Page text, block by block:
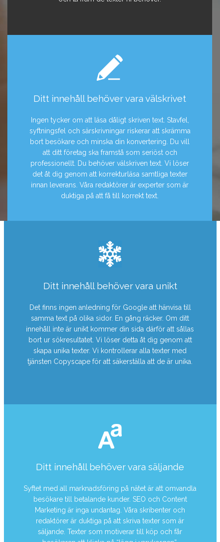
Ditt innehåll behöver vara välskrivet
Ingen tycker om att läsa dåligt skriven text. Stavfel,
syftningsfel och särskrivningar riskerar att skrämma
bort besökare och minska din konvertering. Du vill
att ditt företag ska framstå som seriöst och
professionellt. Du behöver välskriven text. Vi löser
det åt dig genom att korrekturläsa samtliga texter
innan leverans. Våra redaktörer är experter som är
duktiga på att få till korrekt text.
Ditt innehåll behöver vara unikt
Det finns ingen anledning för Google att hänvisa till
samma text på olika sidor. En gång räcker. Om ditt
innehåll inte är unikt kommer din sida därför att sållas
bort ur sökresultatet. Vi löser detta åt dig genom att
skapa unika texter. Vi kontrollerar alla texter med
tjänsten Copyscape för att säkerställa att de är unika.
Ditt innehåll behöver vara säljande
Syftet med all marknadsföring på nätet är att omvandla
besökare till betalande kunder. SEO och Content
Marketing är inga undantag. Våra skribenter och
redaktörer är duktiga på att skriva texter som är
säljande. Texter som motiverar till köp och får